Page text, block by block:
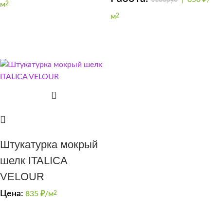
м2
м2
Штукатурка мокрый
шелк ITALICA
VELOUR
Цена: 835 ₽/м2